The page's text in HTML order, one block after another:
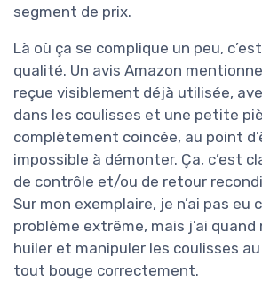
segment de prix.
Là où ça se complique un peu,
qualité. Un avis Amazon
reçue visiblement déjà utilisée,
dans les coulisses et une petite
complètement coincée, au point
impossible à démonter. Ça, c’est
de contrôle et/ou de retour
Sur mon exemplaire, je n’ai pas eu
problème extrême, mais j’ai quand
huiler et manipuler les coulisses
tout bouge correctement.